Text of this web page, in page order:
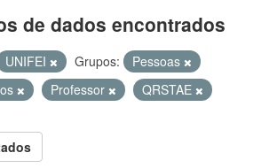
de dados encontrados
UNIFEI Grupos:
Pessoas
Professor
QRSTAE